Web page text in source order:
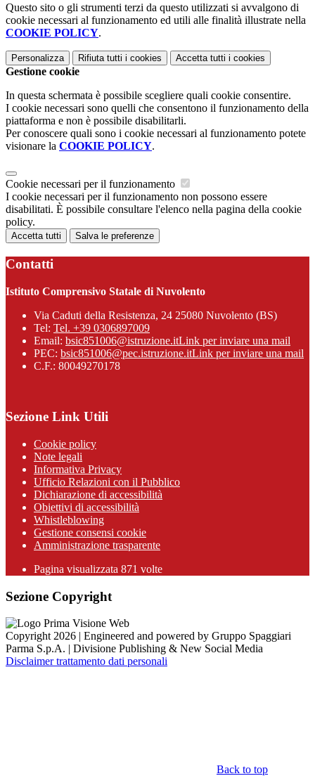
Questo sito o gli strumenti terzi da questo utilizzati si avvalgono di
cookie necessari al funzionamento ed utili alle finalità illustrate nella
COOKIE POLICY.
Personalizza Rifiuta tutti i cookies Accetta tutti i cookies
Gestione cookie
In questa schermata è possibile scegliere quali cookie consentire.
I cookie necessari sono quelli che consentono il funzionamento della
piattaforma e non è possibile disabilitarli.
Per conoscere quali sono i cookie necessari al funzionamento potete
visionare la COOKIE POLICY.
Cookie necessari per il funzionamento
I cookie necessari per il funzionamento non possono essere
disabilitati. È possibile consultare l'elenco nella pagina della cookie
policy.
Accetta tutti Salva le preferenze
Contatti
Istituto Comprensivo Statale di Nuvolento
Via Caduti della Resistenza, 24 25080 Nuvolento (BS)
Tel: Tel. +39 0306897009
Email: bsic851006@istruzione.itLink per inviare una mail
PEC: bsic851006@pec.istruzione.itLink per inviare una mail
C.F.: 80049270178
Sezione Link Utili
Cookie policy
Note legali
Informativa Privacy
Ufficio Relazioni con il Pubblico
Dichiarazione di accessibilità
Obiettivi di accessibilità
Whistleblowing
Gestione consensi cookie
Amministrazione trasparente
Pagina visualizzata 871 volte
Sezione Copyright
Copyright 2026 | Engineered and powered by Gruppo Spaggiari
Parma S.p.A. | Divisione Publishing & New Social Media
Disclaimer trattamento dati personali
Back to top